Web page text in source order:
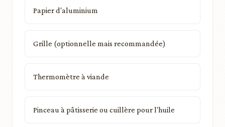
Papier d'aluminium
Grille (optionnelle mais recommandée)
Thermomètre à viande
Pinceau à pâtisserie ou cuillère pour l'huile